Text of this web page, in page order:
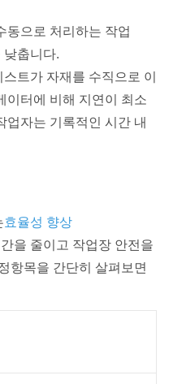
동으로 처리하는 작업
낮춥니다.
트가 자재를 수직으로 이
이터에 비해 지연이 최소
업자는 기록적인 시간 내
효율성 향상
을 줄이고 작업장 안전을
항목을 간단히 살펴보면